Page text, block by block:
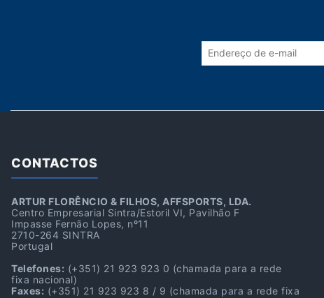
CONTACTOS
ARTUR FLORÊNCIO & FILHOS, AFFSPORTS, LDA.
Centro Empresarial Sintra/Estoril VI, Pavilhão F
Impasse Fernão Lopes, nº11
2710-264 SINTRA
Portugal
Telefones: (+351) 21 923 923 0 (chamada para a rede
fixa nacional)
Faxes: (+351) 21 923 923 8 / 9 (chamada para a rede fixa